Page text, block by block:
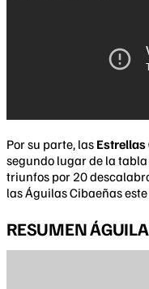
Por su parte, las
segundo lugar de la
triunfos por 20
las Águilas Cibaeñas
RESUMEN